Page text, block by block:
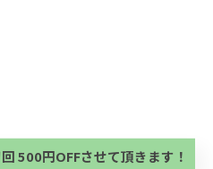
友達登録頂いたお客様は
ます。 既に 追加済の
が、✖印でお閉じ下さ
ます。 既に 追加済の
500円OFFさせて頂きます！